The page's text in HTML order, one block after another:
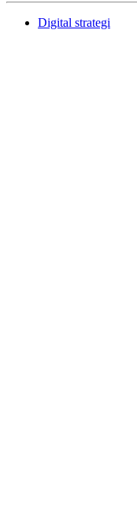
Digital strategi